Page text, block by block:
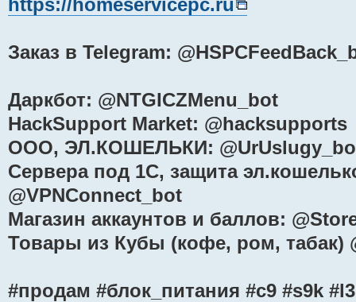
https://homeservicepc.ru
Заказ в Telegram:
Даркбот: @NTGICZMenu_bot
HackSupport Market: @hacksupports
ООО, ЭЛ.КОШЕЛЬКИ:
Сервера под 1С, защита
@VPNConnect_bot
Магазин аккаунтов и баллов:
Товары из Кубы (кофе, ром, табак)
#продам #блок_питания #с9 #s9k